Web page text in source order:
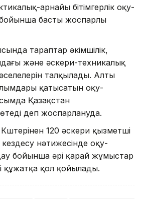
арнайы бітімгерлік оқу-
басты жоспарлы
тараптар әкімшілік,
және әскери-теxникалық
талқылады. Алты
қатысатын оқу-
Қазақстан
деп жоспарлануда.
120 әскери қызметші
нәтижесінде оқу-
бойынша әрі қарай жұмыстар
құжатқа қол қойылады.